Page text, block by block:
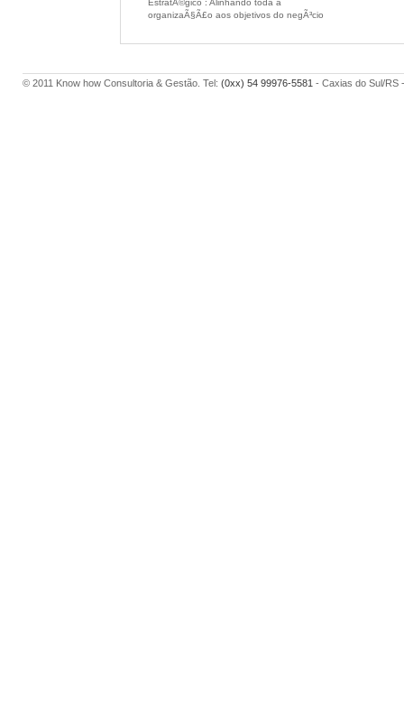
EstratÃ©gico : Alinhando toda a
organizaÃ§Ã£o aos objetivos do negÃ³cio
© 2011 Know how Consultoria & Gestão. Tel: (0xx) 54 99976-5581 - Caxias do Sul/RS